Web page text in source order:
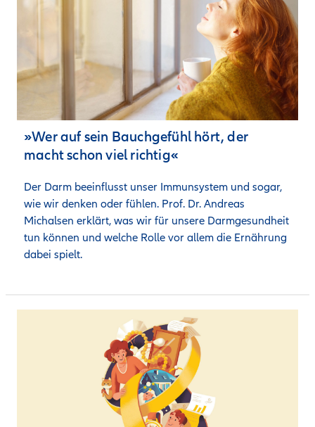
»Wer auf sein Bauchgefühl hört, der
macht schon viel richtig«
Der Darm beeinflusst unser Immunsystem und sogar,
wie wir denken oder fühlen. Prof. Dr. Andreas
Michalsen erklärt, was wir für unsere Darmgesundheit
tun können und welche Rolle vor allem die Ernährung
dabei spielt.